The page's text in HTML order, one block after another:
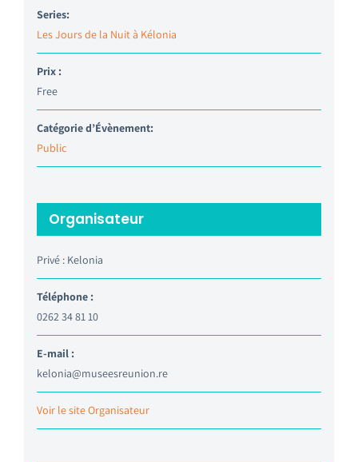
Series:
Les Jours de la Nuit à Kélonia
Prix :
Free
Catégorie d’Évènement:
Public
Organisateur
Privé : Kelonia
Téléphone :
0262 34 81 10
E-mail :
kelonia@museesreunion.re
Voir le site Organisateur